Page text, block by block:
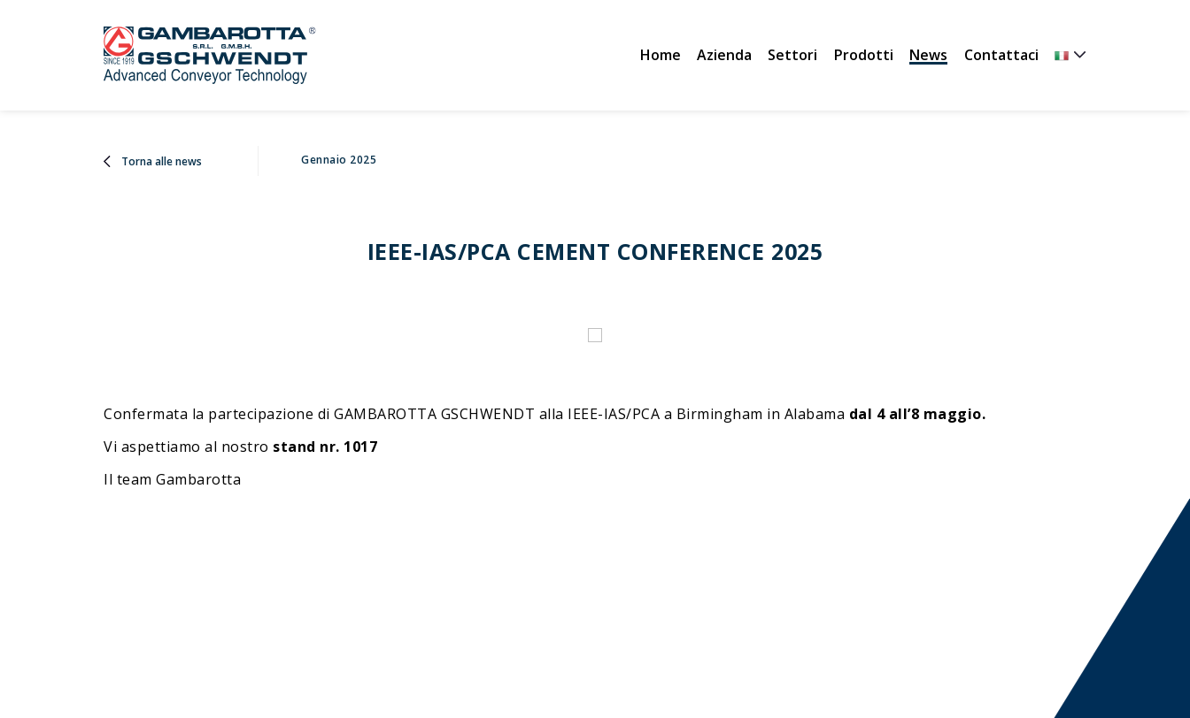
Home Azienda Settori Prodotti News Contattaci
Torna alle news Gennaio 2025
IEEE-IAS/PCA CEMENT CONFERENCE 2025
Confermata la partecipazione di GAMBAROTTA GSCHWENDT alla IEEE-IAS/PCA a Birmingham in Alabama dal 4 all’8 maggio.
Vi aspettiamo al nostro stand nr. 1017
Il team Gambarotta